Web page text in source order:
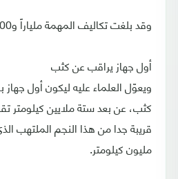
وقد بلغت تكاليف المهمة ملياراً و500 ألف دولار.
أول جهاز يراقب عن كثب
ويعوّل العلماء عليه ليكون أول
كثب، عن بعد ستة ملايين كيلومتر
مليون كيلومتر.